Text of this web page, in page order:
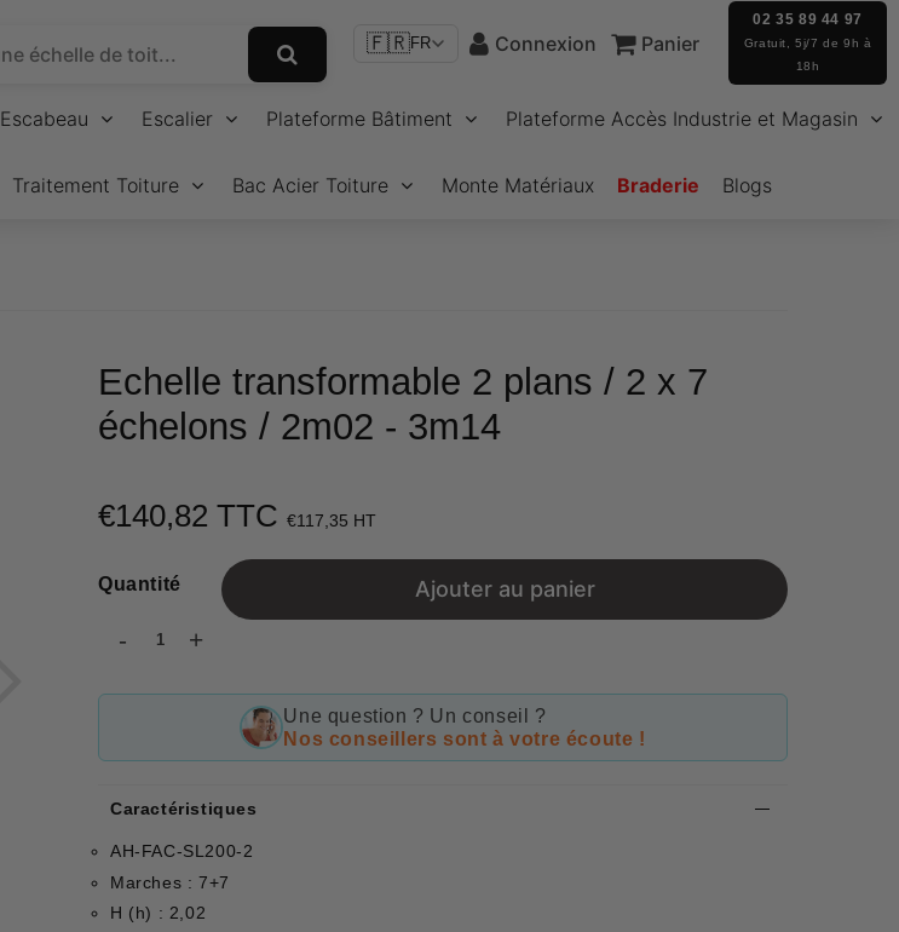
🇫🇷FR Connexion Panier
02 35 89 44 97
Gratuit, 5j/7 de 9h à
18h
Escabeau Escalier Plateforme Bâtiment Plateforme Accès Industrie et Magasin
Traitement Toiture Bac Acier Toiture Monte Matériaux Braderie Blogs
Echelle transformable 2 plans / 2 x 7
échelons / 2m02 - 3m14
€140,82 TTC €117,35 HT
Quantité
- +
Ajouter au panier
Une question ? Un conseil ?
Nos conseillers sont à votre écoute !
Caractéristiques
AH-FAC-SL200-2
Marches : 7+7
H (h) : 2,02